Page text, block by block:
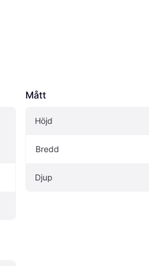
Mått
Höjd
Bredd
Djup